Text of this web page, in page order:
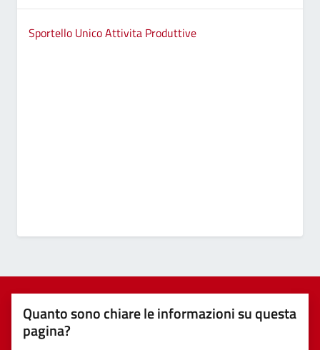
Sportello Unico Attivita Produttive
Quanto sono chiare le informazioni su questa
pagina?